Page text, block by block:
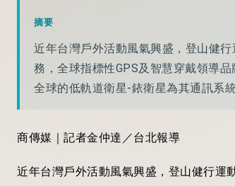
摘要
近年台灣戶外活動風氣興盛，登山健
務，全球指標性GPS及智慧穿戴領導
全球的低軌道衛星-銥衛星為其通訊系
商傳媒｜記者金仲達／台北報導
近年台灣戶外活動風氣興盛，登山健行運